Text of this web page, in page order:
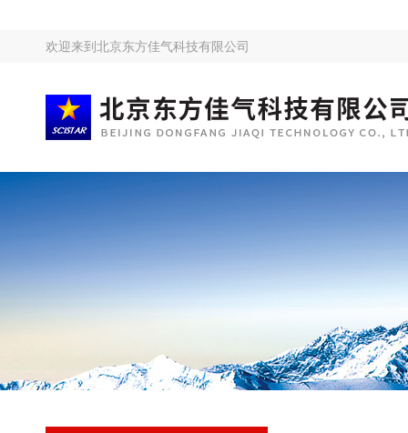
欢迎来到 北京东方佳气科技有限公司